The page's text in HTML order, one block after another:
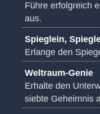
Führe erfolgreich
aus.
Spieglein,
Erlange den
Weltraum-Genie
Erhalte den
siebte Geheimnis